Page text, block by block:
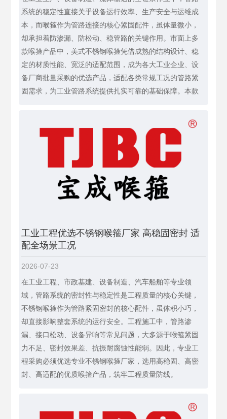
系统的稳定性直接关乎设备运行效率、生产安全与运维成
本，而喉箍作为管路连接的核心紧固配件，虽体量微小，
却承担着防渗漏、防松动、稳管路的关键作用。市面上多
款喉箍产品中，美式不锈钢喉箍凭借成熟的结构设计、稳
定的材质性能、宽泛的适配范围，成为各大工业企业、设
备厂商批量采购的优选产品，适配各类常规工况的管路紧
固需求，为工业管路系统提供扎实可靠的基础保障。本款
工业工程优选不锈钢喉箍厂家 高稳固密封 适
配全场景工况
2026-07-23
在工业工程、市政基建、设备制造、汽车船舶等专业领
域，管路系统的密封性与稳定性是工程质量的核心关键，
不锈钢喉箍作为管路紧固密封的核心配件，虽体积小巧，
却直接影响整套系统的运行安全。工程施工中，管路渗
漏、接口松动、设备异响等常见问题，大多源于喉箍紧固
力不足、密封效果差、抗振耐腐蚀性能弱。因此，专业工
程采购必须优选专业不锈钢喉箍厂家，选用高稳固、高密
封、高适配的优质喉箍产品，筑牢工程质量防线。